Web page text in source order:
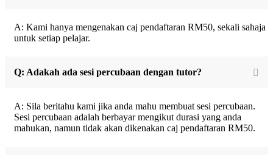
A: Kami hanya mengenakan caj pendaftaran RM50, sekali sahaja
untuk setiap pelajar.
Q: Adakah ada sesi percubaan dengan tutor?
A: Sila beritahu kami jika anda mahu membuat sesi percubaan.
Sesi percubaan adalah berbayar mengikut durasi yang anda
mahukan, namun tidak akan dikenakan caj pendaftaran RM50.